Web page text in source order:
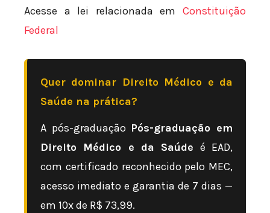
Acesse a lei relacionada em Constituição
Federal
Quer dominar Direito Médico e da
Saúde na prática?
A pós-graduação Pós-graduação em
Direito Médico e da Saúde é EAD,
com certificado reconhecido pelo MEC,
acesso imediato e garantia de 7 dias —
em 10x de R$ 73,99.